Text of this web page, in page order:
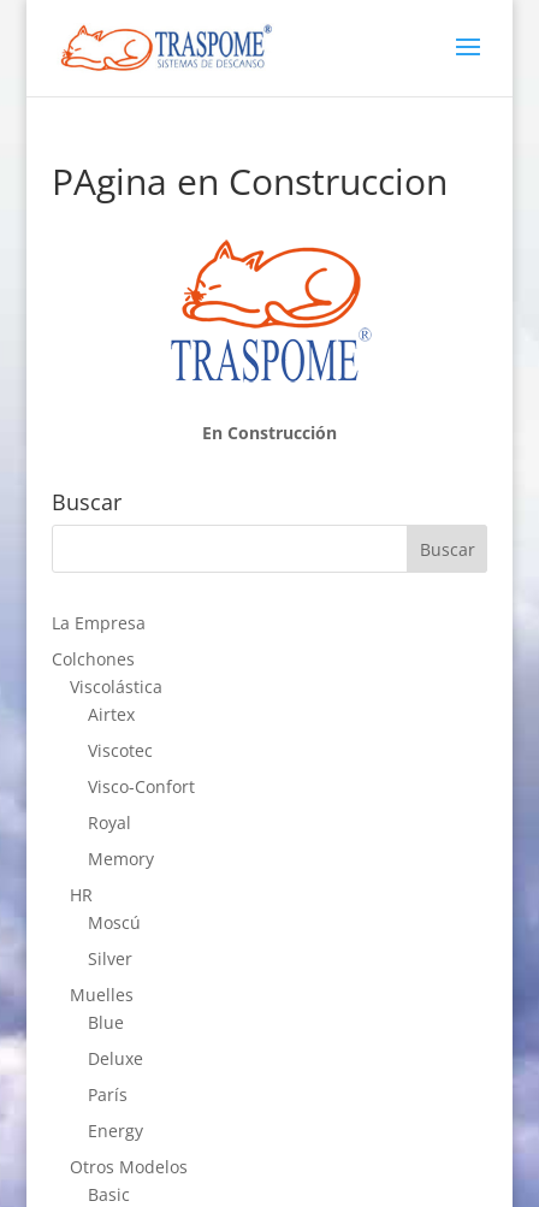
PAgina en Construccion
En Construcción
Buscar
La Empresa
Colchones
Viscolástica
Airtex
Viscotec
Visco-Confort
Royal
Memory
HR
Moscú
Silver
Muelles
Blue
Deluxe
París
Energy
Otros Modelos
Basic